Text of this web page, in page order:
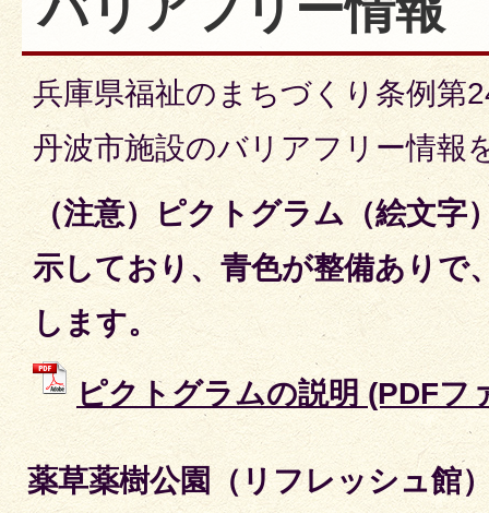
兵庫県福祉のまちづくり条例第
丹波市施設のバリアフリー情報
（注意）ピクトグラム（絵文字
示しており、青色が整備ありで
します。
ピクトグラムの説明 (PDFフ
薬草薬樹公園（リフレッシュ館